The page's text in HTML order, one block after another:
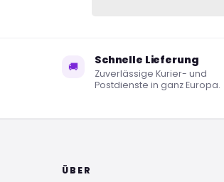
🚚 Schnelle Lieferung
Zuverlässige Kurier- und
Postdienste in ganz Europa.
ÜBER